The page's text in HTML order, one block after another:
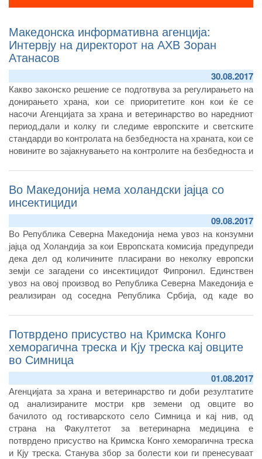
Македонска информативна агенција:
Интервју на директорот на АХВ Зоран
Атанасов
30.08.2017
Какво законско решение се подготвува за регулирањето на
донирањето храна, кои се приоритетите кон кои ќе се
насочи Агенцијата за храна и ветеринарство во наредниот
период,дали и колку ги следиме европските и светските
стандарди во контролата на безбедноста на храната, кои се
новините во зајакнувањето на контролите на безбедноста и
извоз на производи од риба и проширувањето на
соработката со Европската агенција за безбедност на
храната.
Во Македонија нема холандски јајца со
инсектициди
09.08.2017
Во Република Северна Македонија нема увоз на конзумни
јајца од Холандија за кои Европската комисија предупреди
дека дел од количините пласирани во неколку европски
земји се загадени со инсектицидот Фипронил. Единствен
увоз на овој производ во Република Северна Македонија е
реализиран од соседна Република Србија, од каде во
килограми конзумни јајца, односно 509.402 килограми во
2016 година.
Потврдено присуство на Кримска Конго
хеморагична треска и Кју треска кај овците
во Симница
01.08.2017
Агенцијата за храна и ветеринарство ги доби резултатите
од анализираните мостри крв земени од овците во
бачилото од гостиварското село Симница и кај нив, од
страна на Факултетот за ветеринарна медицина е
потврдено присуство на Кримска Конго хеморагична треска
и Кју треска. Станува збор за болести кои ги пренесуваат